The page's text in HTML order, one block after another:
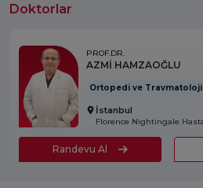
Doktorlar
PROF.DR.
AZMİ HAMZAOĞLU
Ortopedi ve Travmatoloji
İstanbul
Randevu Al